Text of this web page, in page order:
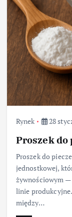
Rynek 28
Proszek
Proszek do
jednostkowej,
żywnościowym —
linie
między…